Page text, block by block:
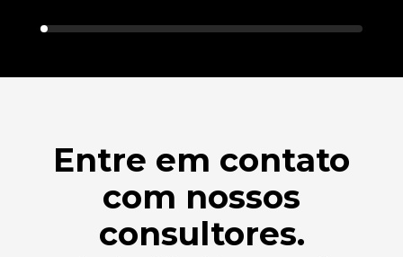
Entre em contato
com nossos
consultores.